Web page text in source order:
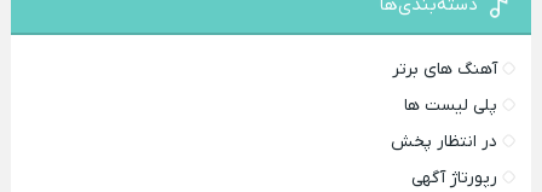
دسته‌بندی‌ها
آهنگ های برتر
پلی لیست ها
در انتظار پخش
رپورتاژ آگهی